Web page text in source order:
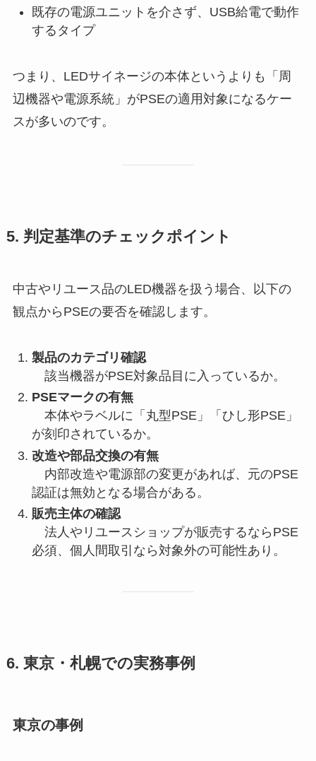
既存の電源ユニットを介さず、USB給電で動作
するタイプ
つまり、LEDサイネージの本体というよりも「周
辺機器や電源系統」がPSEの適用対象になるケー
スが多いのです。
5. 判定基準のチェックポイント
中古やリユース品のLED機器を扱う場合、以下の
観点からPSEの要否を確認します。
製品のカテゴリ確認
該当機器がPSE対象品目に入っているか。
PSEマークの有無
本体やラベルに「丸型PSE」「ひし形PSE」
が刻印されているか。
改造や部品交換の有無
内部改造や電源部の変更があれば、元のPSE
認証は無効となる場合がある。
販売主体の確認
法人やリユースショップが販売するならPSE
必須、個人間取引なら対象外の可能性あり。
6. 東京・札幌での実務事例
東京の事例